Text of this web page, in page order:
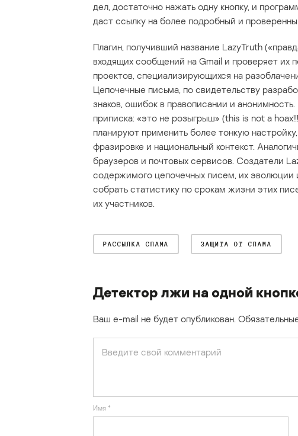
дел, достаточно нажать одну кнопку, и
даст ссылку на более подробный и
Плагин, получивший название LazyTruth
входящих сообщений на Gmail и проверяет
проектов, специализирующихся на
Цепочечные письма, по свидетельству
знаков, ошибок в правописании и
приписка: «это не розыгрыш» (this is not a
планируют применить более тонкую
фразировке и национальный контекст.
браузеров и почтовых сервисов. Создатели
содержимого цепочечных писем, их эволюции
собрать статистику по срокам жизни этих
их участников.
РАССЫЛКА СПАМА ЗАЩИТА ОТ СПАМА
Детектор лжи на одной
Ваш e-mail не будет опубликован.
Имя *